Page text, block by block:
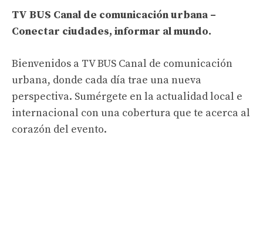
TV BUS Canal de comunicación urbana –
Conectar ciudades, informar al mundo.
Bienvenidos a TV BUS Canal de comunicación
urbana, donde cada día trae una nueva
perspectiva. Sumérgete en la actualidad local e
internacional con una cobertura que te acerca al
corazón del evento.